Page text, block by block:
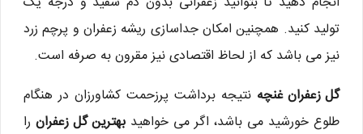
تولید کنید. همچنین امکان جداسازی ریشه زعفران و پرچم زرد
نیز می باشد که از لحاظ اقتصادی نیز مقرون به صرفه است.
گل زعفران غنچه نتیجه برداشت پرزحمت کشاورزان در هنگام
طلوع خورشید می باشد، اگر می خواهیدبهترین گل زعفران را